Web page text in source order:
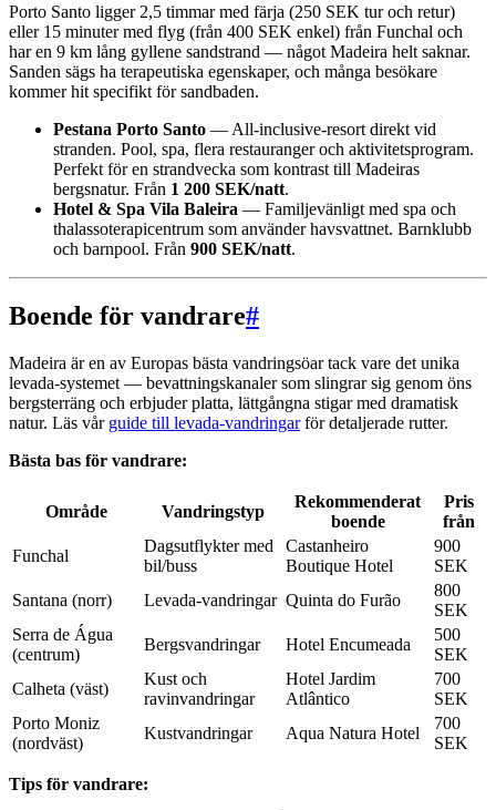
Porto Santo ligger 2,5 timmar med färja (250 SEK tur och retur)
eller 15 minuter med flyg (från 400 SEK enkel) från Funchal och
har en 9 km lång gyllene sandstrand — något Madeira helt saknar.
Sanden sägs ha terapeutiska egenskaper, och många besökare
kommer hit specifikt för sandbaden.
Pestana Porto Santo — All-inclusive-resort direkt vid
stranden. Pool, spa, flera restauranger och aktivitetsprogram.
Perfekt för en strandvecka som kontrast till Madeiras
bergsnatur. Från 1 200 SEK/natt.
Hotel & Spa Vila Baleira — Familjevänligt med spa och
thalassoterapicentrum som använder havsvattnet. Barnklubb
och barnpool. Från 900 SEK/natt.
Boende för vandrare#
Madeira är en av Europas bästa vandringsöar tack vare det unika
levada-systemet — bevattningskanaler som slingrar sig genom öns
bergsterräng och erbjuder platta, lättgångna stigar med dramatisk
natur. Läs vår guide till levada-vandringarför detaljerade rutter.
Bästa bas för vandrare:
Område Vandringstyp
Rekommenderat
boende
Pris
från
Funchal
Dagsutflykter med
bil/buss
Castanheiro
Boutique Hotel
900
SEK
Santana (norr)
Levada-vandringar Quinta do Furão
800
SEK
Serra de Água
(centrum)
Bergsvandringar Hotel Encumeada
500
SEK
Calheta (väst)
Kust och
ravinvandringar
Hotel Jardim
Atlântico
700
SEK
Porto Moniz
(nordväst)
Kustvandringar Aqua Natura Hotel
700
SEK
Tips för vandrare: